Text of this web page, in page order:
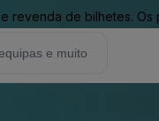
revenda de bilhetes.